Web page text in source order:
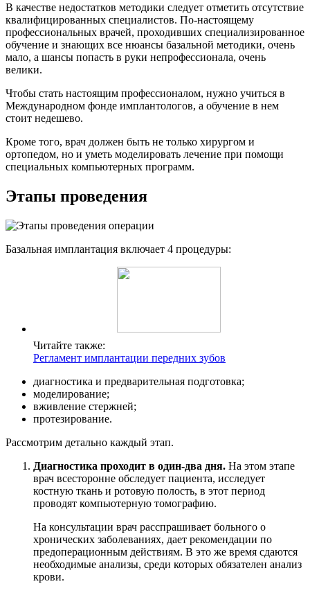
В качестве недостатков методики следует отметить отсутствие
квалифицированных специалистов. По-настоящему
профессиональных врачей, проходивших специализированное
обучение и знающих все нюансы базальной методики, очень
мало, а шансы попасть в руки непрофессионала, очень
велики.
Чтобы стать настоящим профессионалом, нужно учиться в
Международном фонде имплантологов, а обучение в нем
стоит недешево.
Кроме того, врач должен быть не только хирургом и
ортопедом, но и уметь моделировать лечение при помощи
специальных компьютерных программ.
Этапы проведения
Базальная имплантация включает 4 процедуры:
Читайте также:
Регламент имплантации передних зубов
диагностика и предварительная подготовка;
моделирование;
вживление стержней;
протезирование.
Рассмотрим детально каждый этап.
Диагностика проходит в один-два дня. На этом этапе
врач всесторонне обследует пациента, исследует
костную ткань и ротовую полость, в этот период
проводят компьютерную томографию.
На консультации врач расспрашивает больного о
хронических заболеваниях, дает рекомендации по
предоперационным действиям. В это же время сдаются
необходимые анализы, среди которых обязателен анализ
крови.